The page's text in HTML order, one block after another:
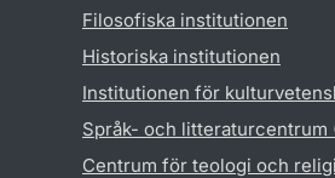
Filosofiska institutionen
Historiska institutionen
Institutionen för
Språk- och litteraturcentrum
Centrum för teologi och